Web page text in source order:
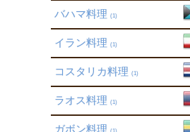
バハマ料理 (1)
イラン料理 (1)
コスタリカ料理 (1)
ラオス料理 (1)
ガボン料理